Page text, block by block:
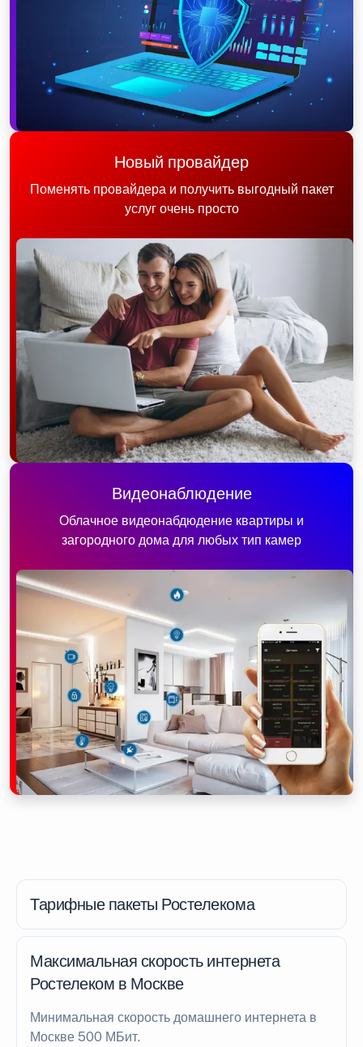
Новый провайдер
Поменять провайдера и получить выгодный пакет
услуг очень просто
Видеонаблюдение
Облачное видеонабдюдение квартиры и
загородного дома для любых тип камер
Тарифные пакеты Ростелекома
Максимальная скорость интернета
Ростелеком в Москве
Минимальная скорость домашнего интернета в
Москве 500 МБит.